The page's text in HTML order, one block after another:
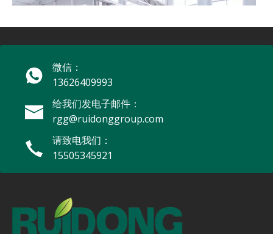
微信：
13626409993
给我们发电子邮件：
rgg@ruidonggroup.com
请致电我们：
15505345921